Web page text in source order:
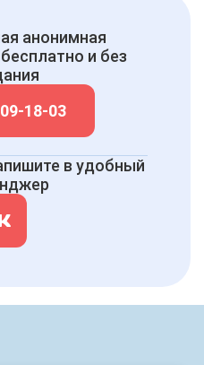
анонимная
и без
18-03
в удобный